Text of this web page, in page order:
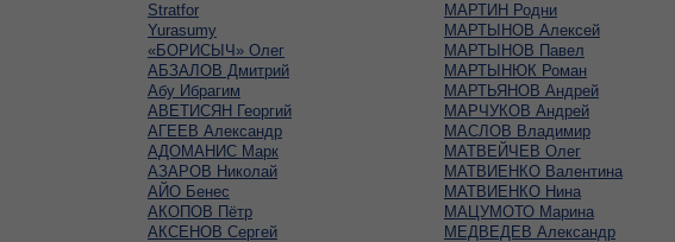
Stratfor
МАРТИН Родни
Yurasumy
МАРТЫНОВ Алексей
«БОРИСЫЧ» Олег
МАРТЫНОВ Павел
АБЗАЛОВ Дмитрий
МАРТЫНЮК Роман
Абу Ибрагим
МАРТЬЯНОВ Андрей
АВЕТИСЯН Георгий
МАРЧУКОВ Андрей
АГЕЕВ Александр
МАСЛОВ Владимир
АДОМАНИС Марк
МАТВЕЙЧЕВ Олег
АЗАРОВ Николай
МАТВИЕНКО Валентина
АЙО Бенес
МАТВИЕНКО Нина
АКОПОВ Пётр
МАЦУМОТО Марина
АКСЕНОВ Сергей
МЕДВЕДЕВ Александр